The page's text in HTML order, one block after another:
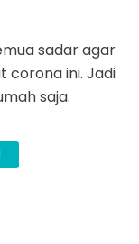
sadar agar
corona ini. Jadi
saja.